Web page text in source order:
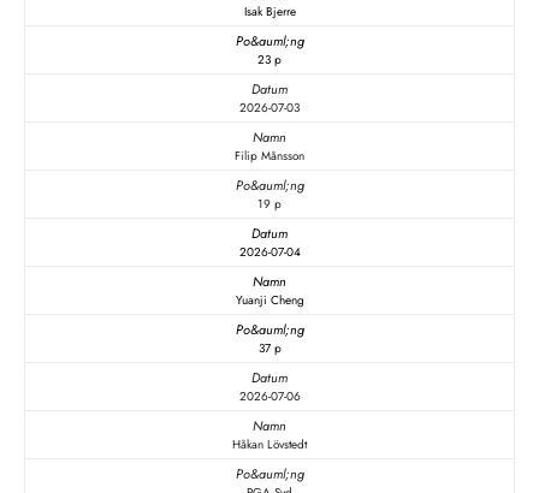
Isak Bjerre
23 p
2026-07-03
Filip Månsson
19 p
2026-07-04
Yuanji Cheng
37 p
2026-07-06
Håkan Lövstedt